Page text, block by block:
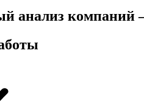
анализ компаний